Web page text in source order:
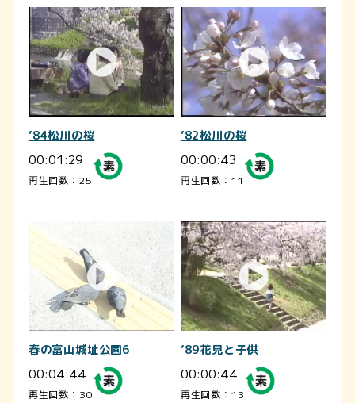
’84松川の桜
00:01:29
再生回数：25
’82松川の桜
00:00:43
再生回数：11
春の富山城址公園6
00:04:44
再生回数：30
’89花見と子供
00:00:44
再生回数：13